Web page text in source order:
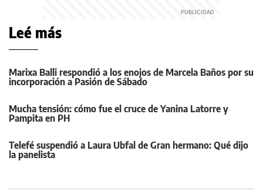
Leé más
Marixa Balli respondió a los enojos de Marcela Baños por su
incorporación a Pasión de Sábado
Mucha tensión: cómo fue el cruce de Yanina Latorre y
Pampita en PH
Telefé suspendió a Laura Ubfal de Gran hermano: Qué dijo
la panelista